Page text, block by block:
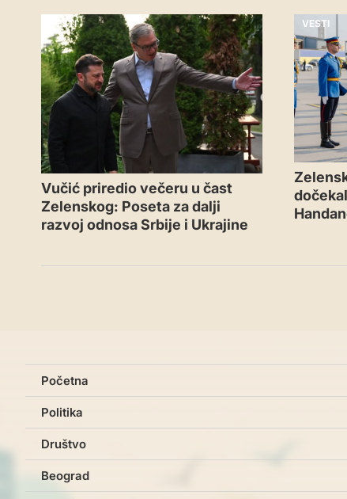
VESTI
Vučić priredio večeru u čast
Zelenskog: Poseta za dalji
razvoj odnosa Srbije i Ukrajine
VESTI
Početna
Politika
Društvo
Beograd